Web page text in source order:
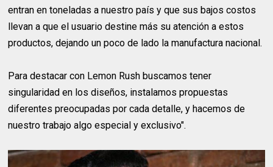
entran en toneladas a nuestro país y que sus bajos costos
llevan a que el usuario destine más su atención a estos
productos, dejando un poco de lado la manufactura nacional.
Para destacar con Lemon Rush buscamos tener
singularidad en los diseños, instalamos propuestas
diferentes preocupadas por cada detalle, y hacemos de
nuestro trabajo algo especial y exclusivo".